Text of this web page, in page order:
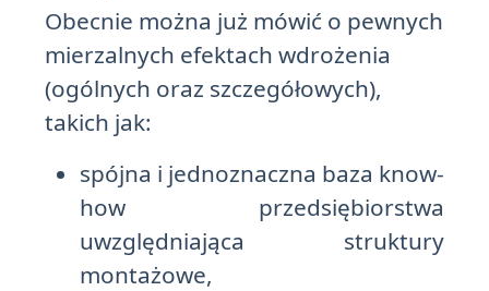
Obecnie można już mówić o pewnych
mierzalnych efektach wdrożenia
(ogólnych oraz szczegółowych),
takich jak:
spójna i jednoznaczna baza know-
how przedsiębiorstwa
uwzględniająca struktury
montażowe,